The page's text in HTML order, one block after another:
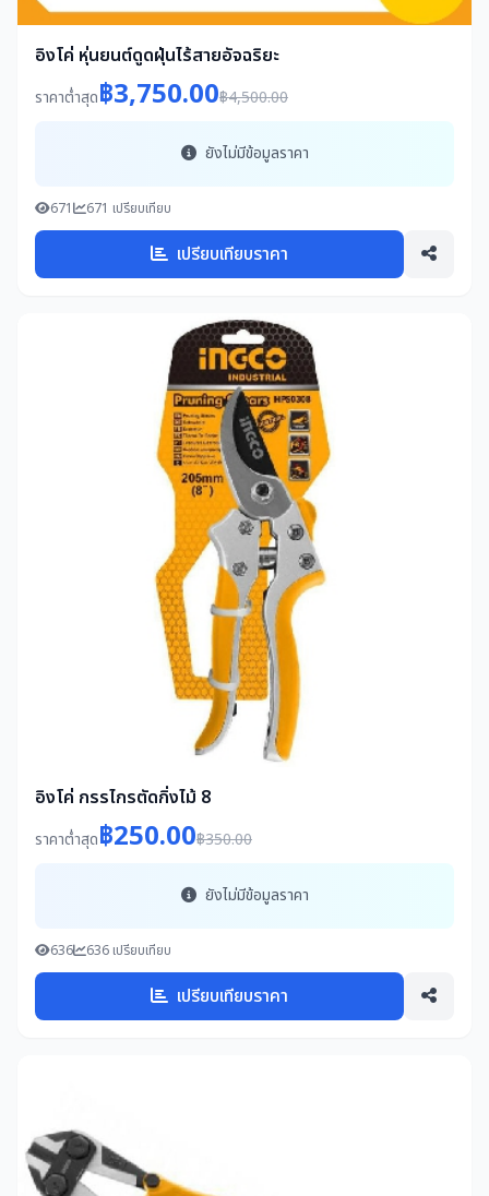
อิงโค่ หุ่นยนต์ดูดฝุ่นไร้สายอัจฉริยะ
ราคาต่ำสุด฿3,750.00฿4,500.00
ยังไม่มีข้อมูลราคา
671 671 เปรียบเทียบ
เปรียบเทียบราคา
อิงโค่ กรรไกรตัดกิ่งไม้ 8
ราคาต่ำสุด฿250.00฿350.00
ยังไม่มีข้อมูลราคา
636 636 เปรียบเทียบ
เปรียบเทียบราคา